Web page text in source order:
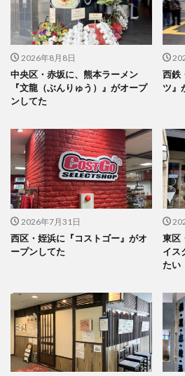
2026年8月8日
中央区・赤坂に、熊本ラーメン
『文龍（ぶんりゅう）』がオープ
ンしてた
西鉄
ツ』
2026年7月31日
西区・姪浜に『コストゴー』がオ
ープンしてた
東区
イス
たい